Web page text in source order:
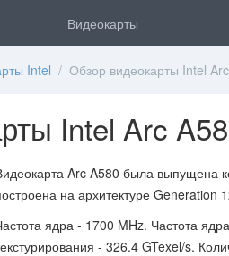
Видеокарты
Intel / Обзор видеокарты Intel
Intel Arc
Arc A580 была выпущена
на архитектуре
ядра - 1700 MHz. Частота
- 326.4 GTexel/s.